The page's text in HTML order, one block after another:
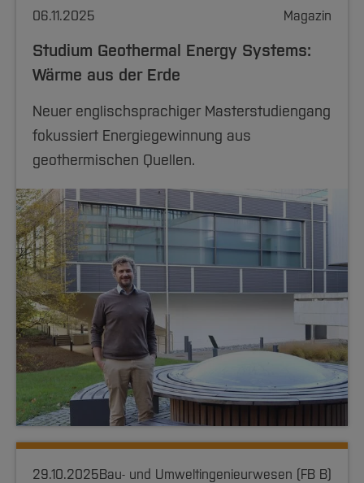
06.11.2025 Magazin
Studium Geothermal Energy Systems:
Wärme aus der Erde
Neuer englischsprachiger Masterstudiengang
fokussiert Energiegewinnung aus
geothermischen Quellen.
29.10.2025Bau- und Umweltingenieurwesen (FB B)